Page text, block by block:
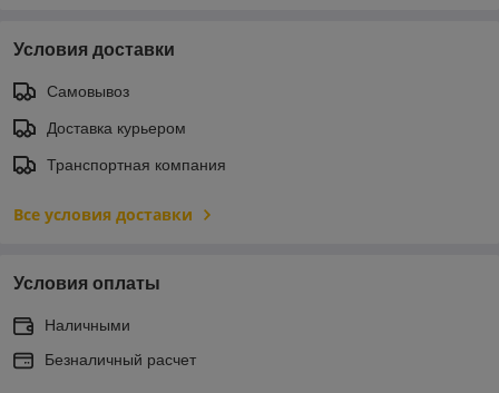
Условия доставки
Самовывоз
Доставка курьером
Транспортная компания
Все условия доставки
Условия оплаты
Наличными
Безналичный расчет